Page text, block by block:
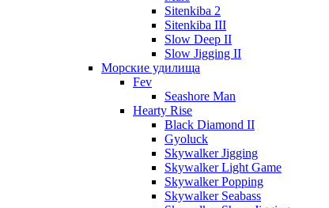
Sitenkiba 2
Sitenkiba III
Slow Deep II
Slow Jigging II
Морские удилища
Fev
Seashore Man
Hearty Rise
Black Diamond II
Gyoluck
Skywalker Jigging
Skywalker Light Game
Skywalker Popping
Skywalker Seabass